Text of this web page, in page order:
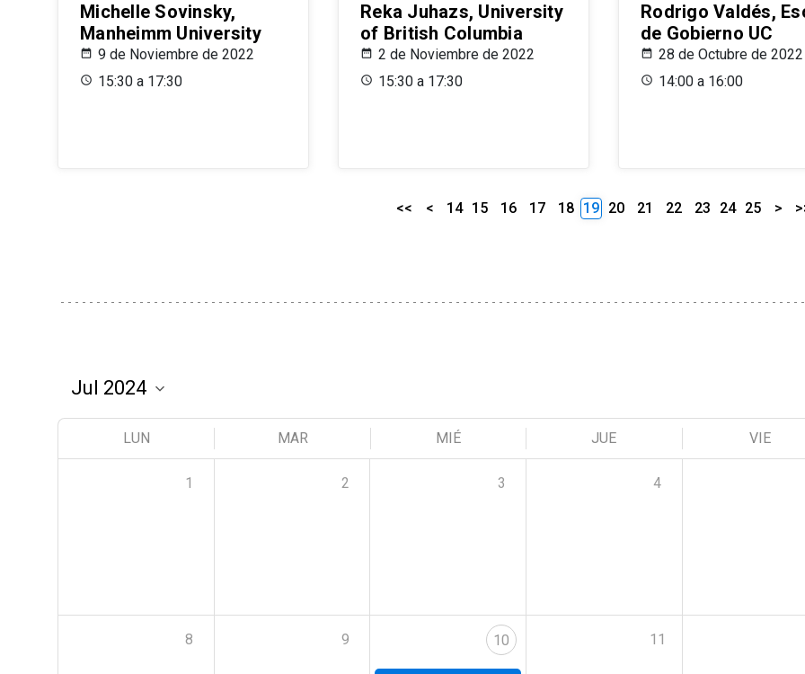
Michelle Sovinsky,
Manheimm University
9 de Noviembre de 2022
15:30 a 17:30
Reka Juhazs, University
of British Columbia
2 de Noviembre de 2022
15:30 a 17:30
Rodrigo Valdés,
de Gobierno UC
28 de Octubre de 2022
14:00 a 16:00
<< < 14 15 16 17 18 19 20 21 22 23 24 25 >
LUN MAR MIÉ JUE VIE
1 2 3 4
8 9 10 11